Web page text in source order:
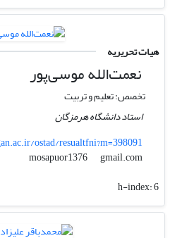
هیات تحریریه
نعمت‌الله موسی‌‌پور
تخصص: تعلیم و تربیت
استاد دانشگاه هرمزگان
ostad/resualtfni?m=398091
mosapuor1376
gmail.com
h-index:6